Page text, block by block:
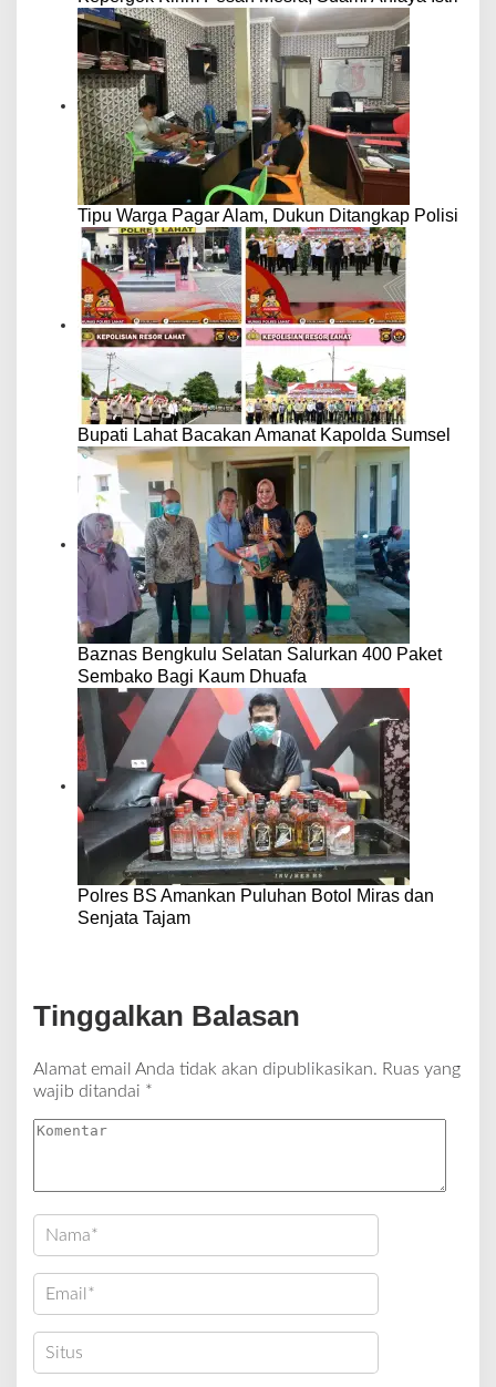
Tipu Warga Pagar Alam, Dukun Ditangkap Polisi
Bupati Lahat Bacakan Amanat Kapolda Sumsel
Baznas Bengkulu Selatan Salurkan 400 Paket
Sembako Bagi Kaum Dhuafa
Polres BS Amankan Puluhan Botol Miras dan
Senjata Tajam
Tinggalkan Balasan
Alamat email Anda tidak akan dipublikasikan. Ruas yang
wajib ditandai *